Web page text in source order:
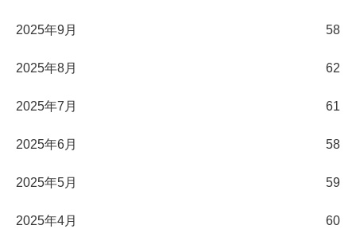
2025年9月 58
2025年8月 62
2025年7月 61
2025年6月 58
2025年5月 59
2025年4月 60